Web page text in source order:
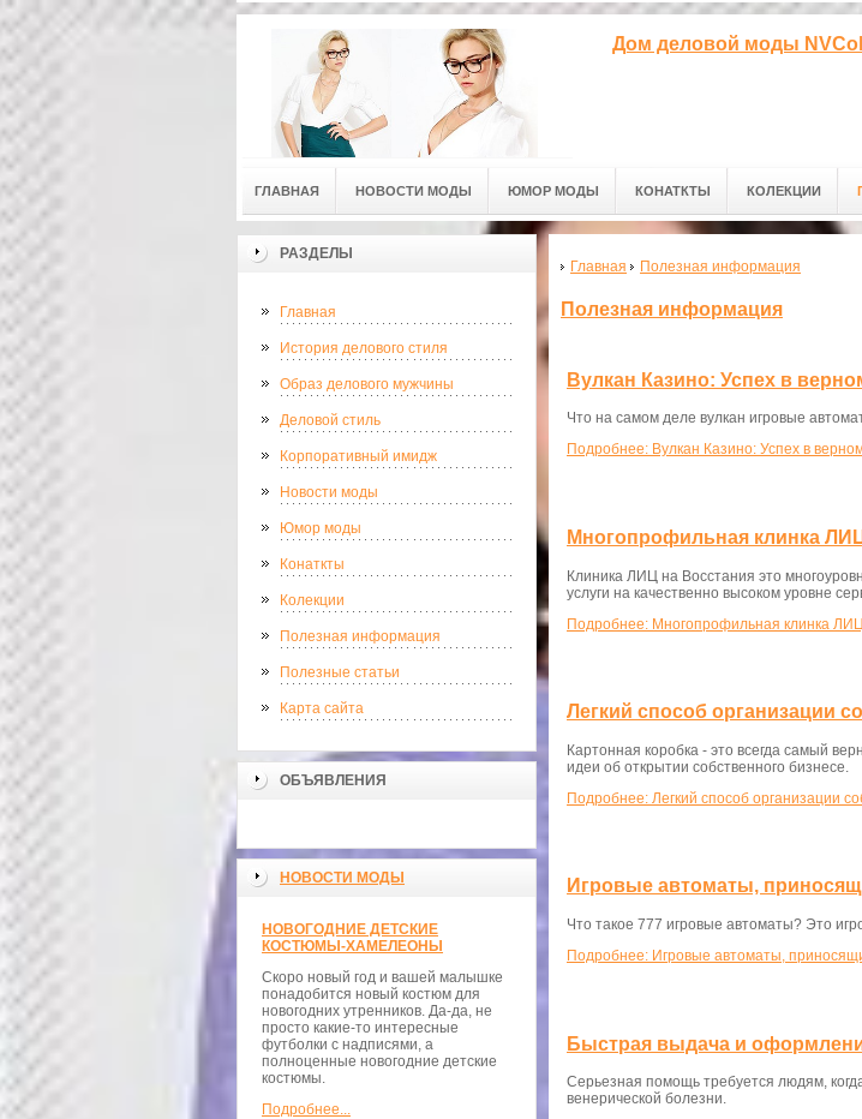
Дом деловой моды
ГЛАВНАЯ НОВОСТИ МОДЫ ЮМОР МОДЫ КОНАТКТЫ КОЛЕКЦИИ
РАЗДЕЛЫ
Главная
История делового стиля
Образ делового мужчины
Деловой стиль
Корпоративный имидж
Новости моды
Юмор моды
Конаткты
Колекции
Полезная информация
Полезные статьи
Карта сайта
ОБЪЯВЛЕНИЯ
НОВОСТИ МОДЫ
НОВОГОДНИЕ ДЕТСКИЕ
КОСТЮМЫ-ХАМЕЛЕОНЫ
Скоро новый год и вашей малышке
понадобится новый костюм для
новогодних утренников. Да-да, не
просто какие-то интересные
футболки с надписями, а
полноценные новогодние детские
костюмы.
Подробнее...
Главная Полезная информация
Полезная информация
Вулкан Казино: Успех в
Что на самом деле вулкан игровые
Подробнее: Вулкан Казино: Успех в
Многопрофильная клинка
Клиника ЛИЦ на Восстания это
услуги на качественно высоком уровне
Подробнее: Многопрофильная клинка
Легкий способ организации
Картонная коробка - это всегда самый
идеи об открытии собственного бизнесе.
Подробнее: Легкий способ организации
Игровые автоматы,
Что такое 777 игровые автоматы? Это
Подробнее: Игровые автоматы,
Быстрая выдача и
Серьезная помощь требуется людям,
венерической болезни.